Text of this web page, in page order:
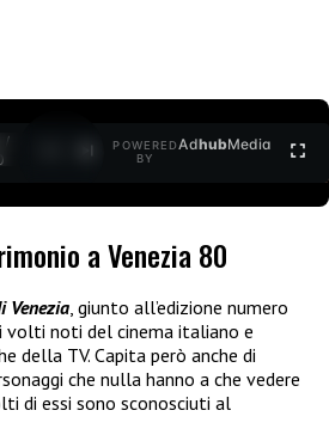
/
POWERED
BY
AdhubMedia
a Venezia 80
Venezia, giunto all’edizione numero
volti noti del cinema italiano e
della TV. Capita però anche di
che nulla hanno a che vedere
di essi sono sconosciuti al